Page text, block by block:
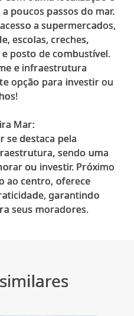
poucos passos do mar.
a supermercados,
escolas, creches,
posto de combustível.
e infraestrutura
opção para investir ou
Mar:
se destaca pela
sendo uma
ou investir. Próximo
ao centro, oferece
garantindo